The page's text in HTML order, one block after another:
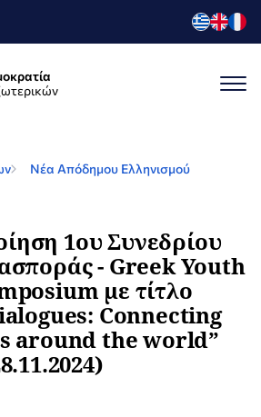
Nέα Απόδημου Ελληνισμού
1ου Συνεδρίου
- Greek Youth
με τίτλο
Connecting
around the world”